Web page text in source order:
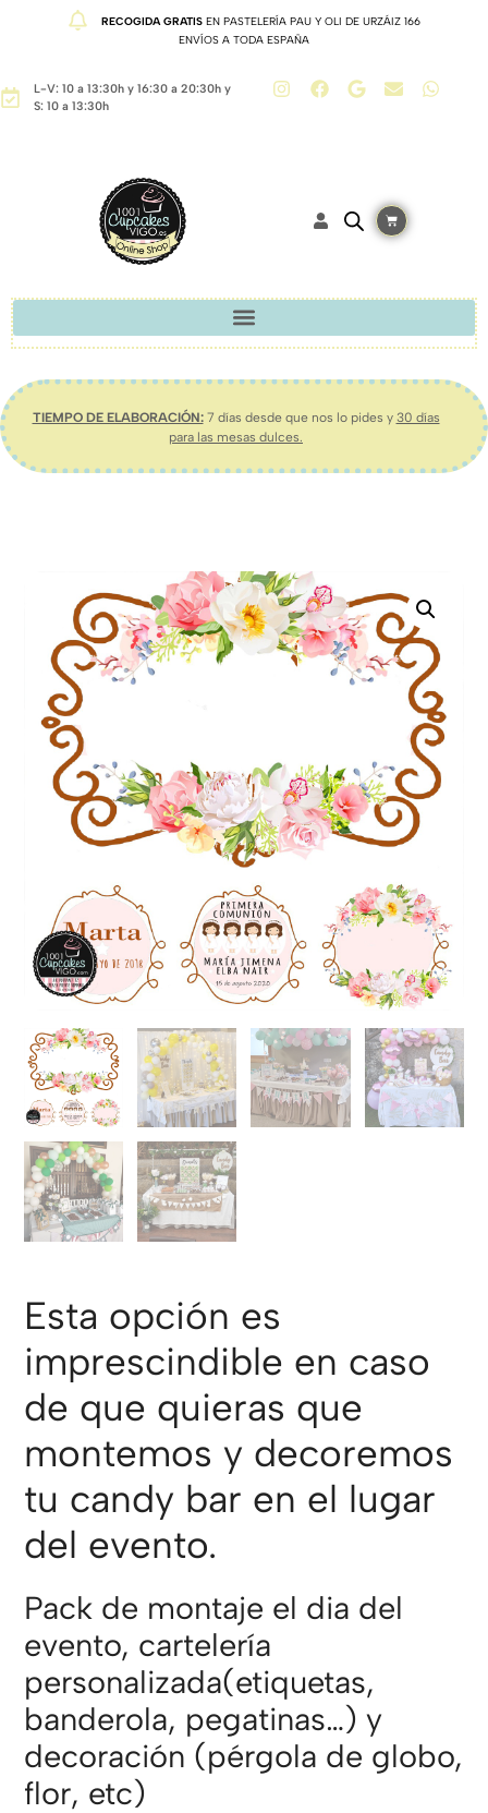
RECOGIDA GRATISEN PASTELERÍA PAU Y OLI DE URZÁIZ 166
ENVÍOS A TODA ESPAÑA
L-V: 10 a 13:30h y 16:30 a 20:30h y
S: 10 a 13:30h
TIEMPO DE ELABORACIÓN:7 días desde que nos lo pides y 30 días
para las mesas dulces.
Esta opción es
imprescindible en caso
de que quieras que
montemos y decoremos
tu candy bar en el lugar
del evento.
Pack de montaje el dia del
evento, cartelería
personalizada(etiquetas,
banderola, pegatinas…) y
decoración (pérgola de globo,
flor, etc)